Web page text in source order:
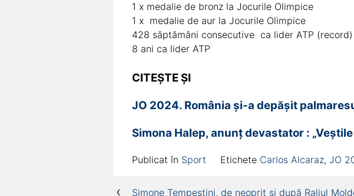
1 x medalie de bronz la Jocurile Olimpice
1 x medalie de aur la Jocurile Olimpice
428 săptămâni consecutive ca lider ATP (record)
8 ani ca lider ATP
CITEȘTE ȘI
JO 2024. România și-a depășit
Simona Halep, anunț devastator :
Publicat în Sport Etichete Carlos Alcaraz, JO
Navigare
Simone Tempestini, de neoprit și după Raliul